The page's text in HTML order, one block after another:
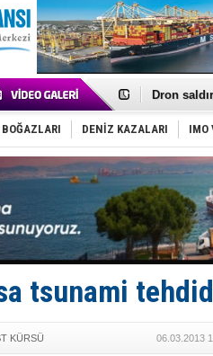
Gemi
Dron
'REGAL 1'
Gemide 5
Yakıt
Rus
Tatil
Rusya,
Enejota
Denizcilik
Taksi
BOĞAZLARI DENİZ KAZALARI IMO
tsunami
KÜRSÜ 06.03.2013